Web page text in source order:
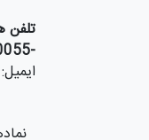
تلفن
-09370060055 -09360060055
ایمیل: